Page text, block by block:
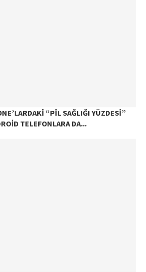
“PIL SAĞLIĞI YÜZDESI”
TELEFONLARA DA...